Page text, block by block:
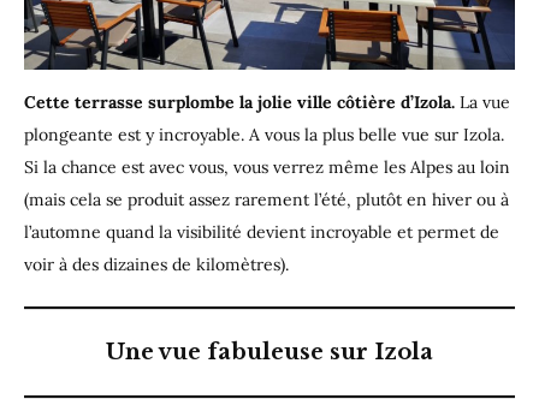
Cette terrasse surplombe la jolie ville côtière d’Izola. La vue
plongeante est y incroyable. A vous la plus belle vue sur Izola.
Si la chance est avec vous, vous verrez même les Alpes au loin
(mais cela se produit assez rarement l’été, plutôt en hiver ou à
l’automne quand la visibilité devient incroyable et permet de
voir à des dizaines de kilomètres).
Une vue fabuleuse sur Izola